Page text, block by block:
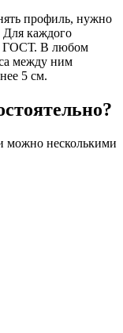
профиль, нужно
Для каждого
ГОСТ. В любом
между ним
5 см.
можно несколькими